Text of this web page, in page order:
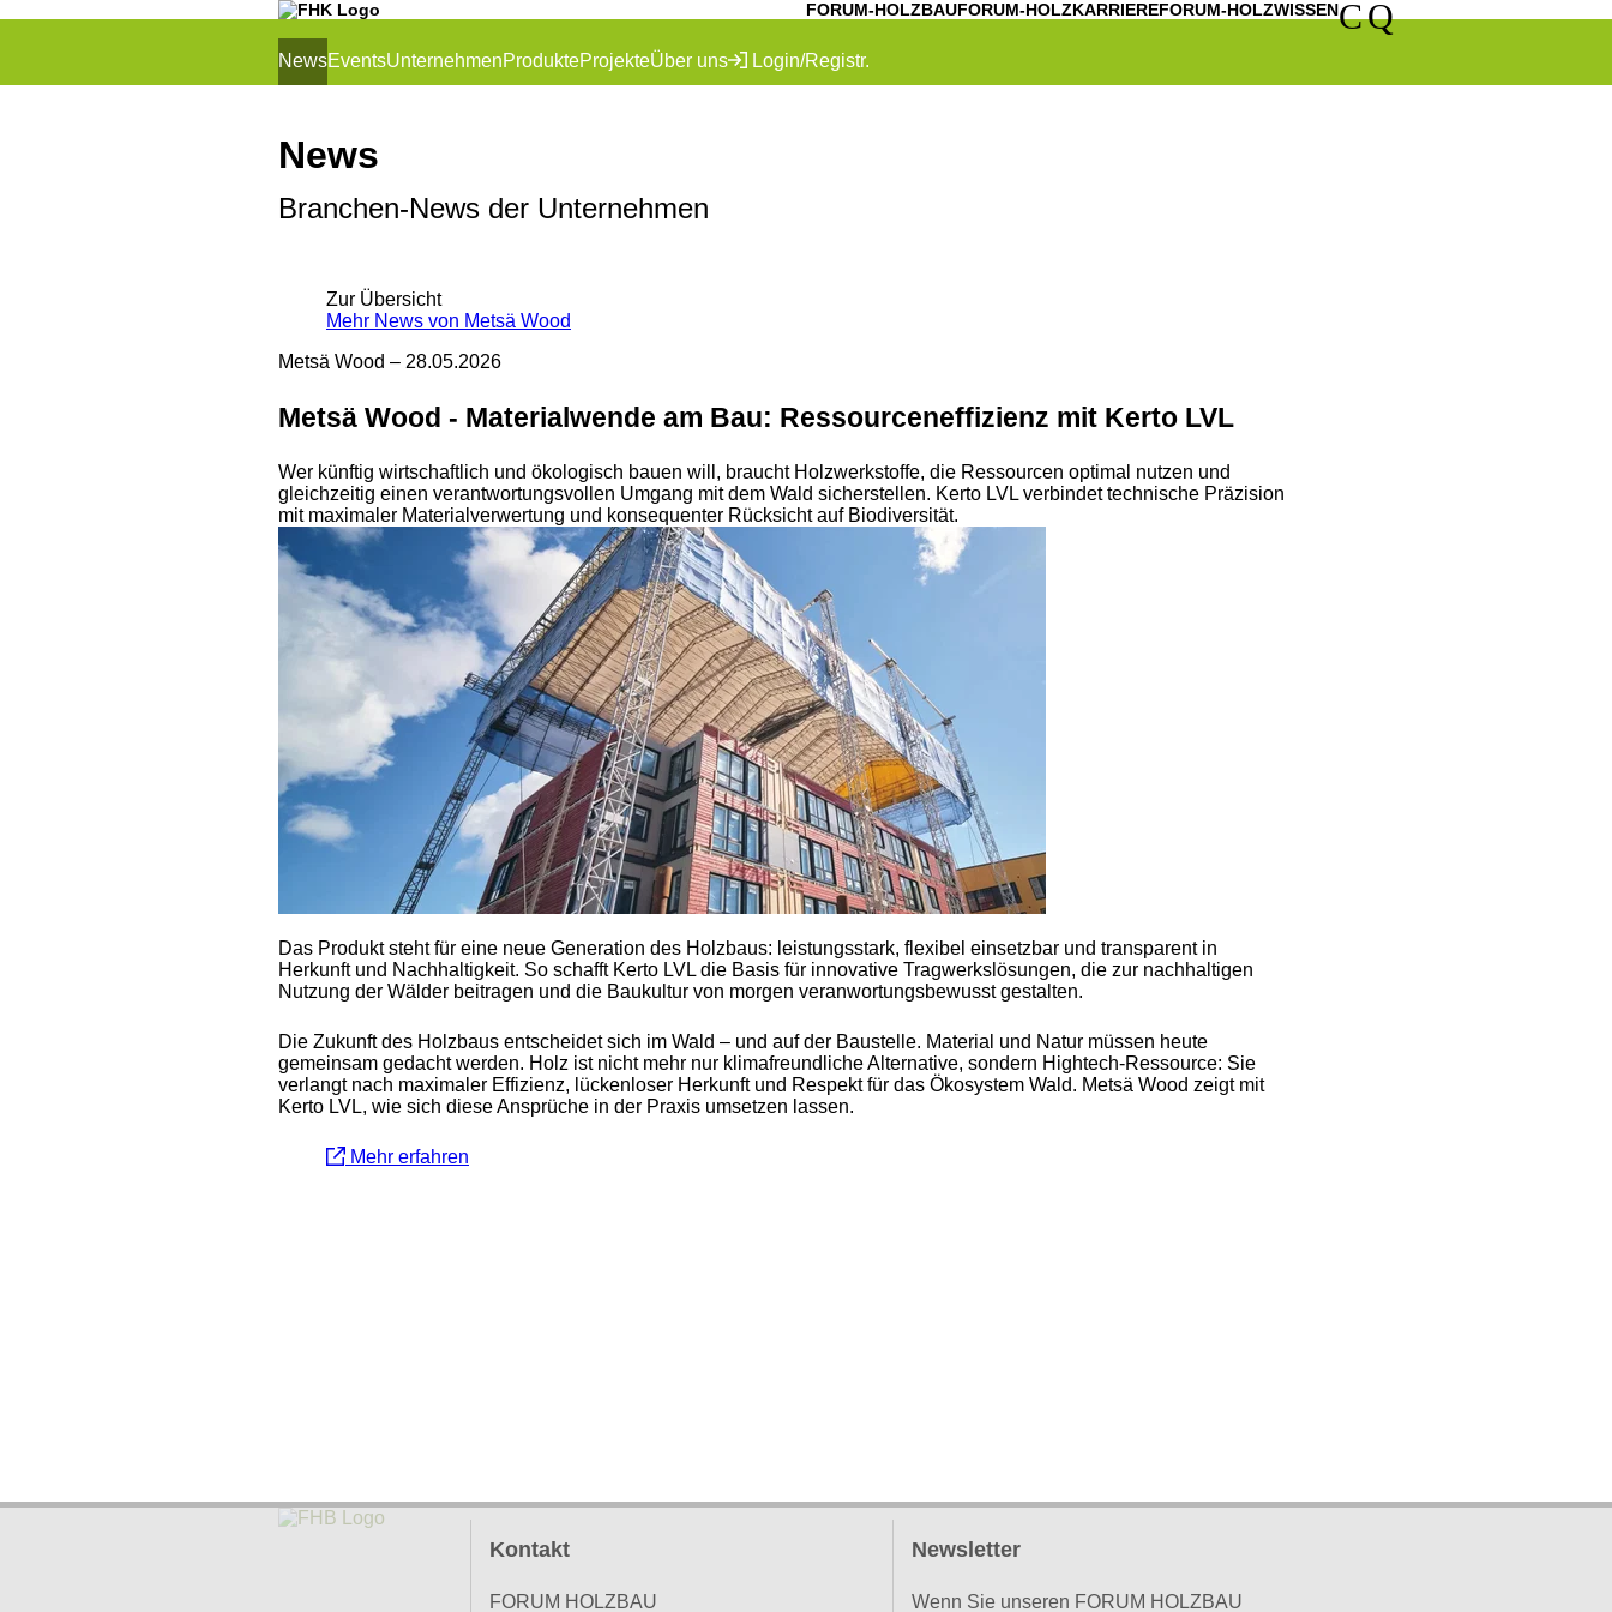
FORUM-HOLZBAUFORUM-HOLZKARRIEREFORUM-HOLZWISSENCQ
NewsEventsUnternehmenProdukteProjekteÜber uns Login/Registr.
News
Branchen-News der Unternehmen
Zur Übersicht
Mehr News von Metsä Wood
Metsä Wood – 28.05.2026
Metsä Wood - Materialwende am Bau: Ressourceneffizienz mit Kerto LVL
Wer künftig wirtschaftlich und ökologisch bauen will, braucht Holzwerkstoffe, die Ressourcen optimal nutzen und
gleichzeitig einen verantwortungsvollen Umgang mit dem Wald sicherstellen. Kerto LVL verbindet technische Präzision
mit maximaler Materialverwertung und konsequenter Rücksicht auf Biodiversität.
Das Produkt steht für eine neue Generation des Holzbaus: leistungsstark, flexibel einsetzbar und transparent in
Herkunft und Nachhaltigkeit. So schafft Kerto LVL die Basis für innovative Tragwerkslösungen, die zur nachhaltigen
Nutzung der Wälder beitragen und die Baukultur von morgen veranwortungsbewusst gestalten.
Die Zukunft des Holzbaus entscheidet sich im Wald – und auf der Baustelle. Material und Natur müssen heute
gemeinsam gedacht werden. Holz ist nicht mehr nur klimafreundliche Alternative, sondern Hightech-Ressource: Sie
verlangt nach maximaler Effizienz, lückenloser Herkunft und Respekt für das Ökosystem Wald. Metsä Wood zeigt mit
Kerto LVL, wie sich diese Ansprüche in der Praxis umsetzen lassen.
Mehr erfahren
Kontakt
FORUM HOLZBAU
Newsletter
Wenn Sie unseren FORUM HOLZBAU